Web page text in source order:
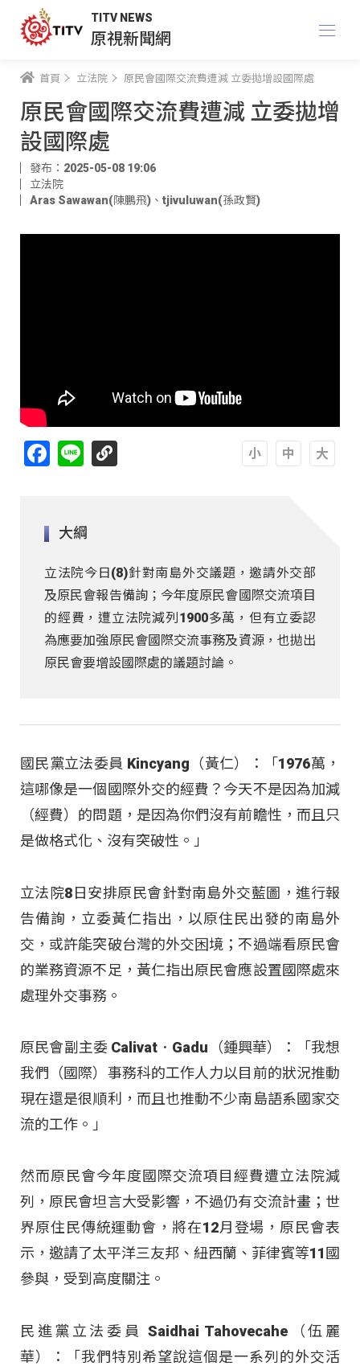
TITV NEWS
原視新聞網
首頁 立法院 原民會國際交流費遭減 立委拋增設國際處
原民會國際交流費遭減 立委拋增
設國際處
發布：2025-05-08 19:06
立法院
Aras Sawawan(陳鵬飛) 、 tjivuluwan(孫政賢)
Facebook
Line
大綱
立法院今日(8)針對南島外交議題，邀請外交部
及原民會報告備詢；今年度原民會國際交流項目
的經費，遭立法院減列1900多萬，但有立委認
為應要加強原民會國際交流事務及資源，也拋出
原民會要增設國際處的議題討論。
國民黨立法委員 Kincyang（黃仁）：「1976萬，
這哪像是一個國際外交的經費？今天不是因為加減
（經費）的問題，是因為你們沒有前瞻性，而且只
是做格式化、沒有突破性。」
立法院8日安排原民會針對南島外交藍圖，進行報
告備詢，立委黃仁指出，以原住民出發的南島外
交，或許能突破台灣的外交困境；不過端看原民會
的業務資源不足，黃仁指出原民會應設置國際處來
處理外交事務。
原民會副主委 Calivat．Gadu（鍾興華）：「我想
我們（國際）事務科的工作人力以目前的狀況推動
現在還是很順利，而且也推動不少南島語系國家交
流的工作。」
然而原民會今年度國際交流項目經費遭立法院減
列，原民會坦言大受影響，不過仍有交流計畫；世
界原住民傳統運動會，將在12月登場，原民會表
示，邀請了太平洋三友邦、紐西蘭、菲律賓等11國
參與，受到高度關注。
民進黨立法委員 Saidhai Tahovecahe（伍麗
華）：「我們特別希望說這個是一系列的外交活